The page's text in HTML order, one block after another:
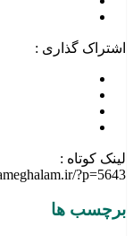
اشتراک گذاری :
لینک کوتاه :
?p=5643
برچسب ها